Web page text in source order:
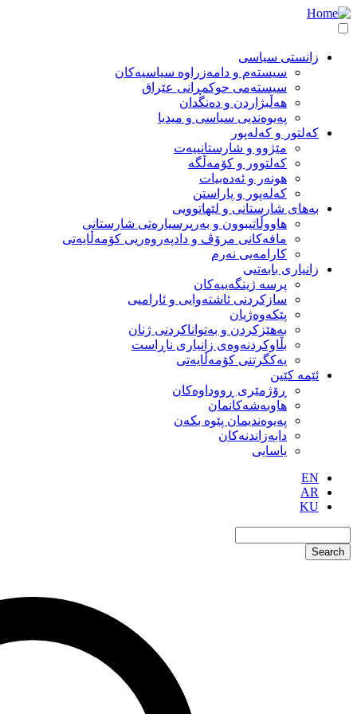
بڕۆ
بۆ
سەرەکی
navigation
زانستی سیاسی
سیستەم و دامەزراوە سیاسیەکان
سیستەمی حوکمڕانی عێراق
هەڵبژاردن و دەنگدان
پەیوەندیی سیاسی و میدیا
کەلتور و کەلەپور
مێژوو و شارستانییەت
کەلتوور و کۆمەڵگە
هونەر و ئەدەبیات
کەلەپور و پاراستن
بەهای شارستانی و لێهاتوویی
هاووڵاتیبوون و بەرپرسیارەتی شارستانی
مافەکانی مرۆڤ و دادپەروەریی کۆمەڵایەتی
کارامەیی نەرم
زانیاری بابەتیی
پرسە ژینگەییەکان
سازکردنی ئاشتەوایی و ئارامیی
پێکەوەژیان
بەهێزکردن و بەتواناکردنی ژنان
بڵاوکردنەوەی زانیاری ناڕاست
یەکگرتنی کۆمەڵایەتی
ئێمە کێین
ڕۆژمێری ڕووداوەکان
هاوبەشەکانمان
پەیوەندیمان پێوە بکەن
دابەزاندنەکان
یاسایی
EN
AR
KU